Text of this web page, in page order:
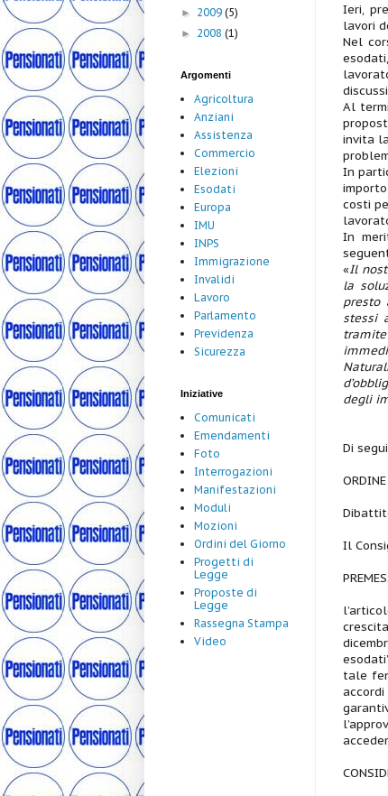
Ieri,
lavori
Nel
Al
invita
In
costi
In
«Il
la
presto
stessi
degli
Di
Il
tale
► 2009 (5)
► 2008 (1)
Argomenti
Agricoltura
Anziani
Assistenza
Commercio
Elezioni
Esodati
Europa
IMU
INPS
Immigrazione
Invalidi
Lavoro
Parlamento
Previdenza
Sicurezza
Iniziative
Comunicati
Emendamenti
Foto
Interrogazioni
Manifestazioni
Moduli
Mozioni
Ordini del Giorno
Progetti di
Legge
Proposte di
Legge
Rassegna Stampa
Video